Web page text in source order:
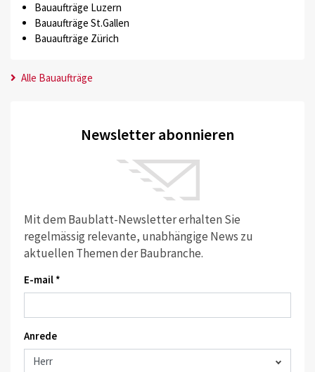
Bauaufträge Luzern
Bauaufträge St.Gallen
Bauaufträge Zürich
Alle Bauaufträge
Newsletter abonnieren
Mit dem Baublatt-Newsletter erhalten Sie
regelmässig relevante, unabhängige News zu
aktuellen Themen der Baubranche.
E-mail *
Anrede